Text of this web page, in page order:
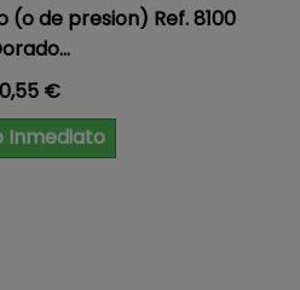
de presion) Ref. 8100
Precio
0,55 €
Inmediato